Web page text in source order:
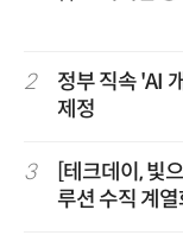
2
정부 직속 'AI
제정
3
[테크데이, 빛
루션 수직 계